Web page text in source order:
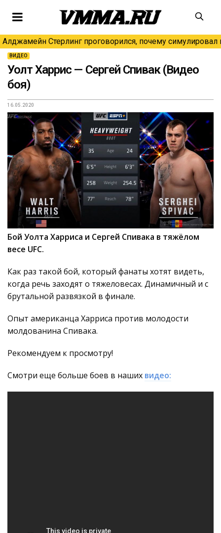
Алджамейн Стерлинг проговорился, почему симулировал
ВИДЕО
Уолт Харрис — Сергей Спивак (Видео
боя)
16.05.2020
Бой Уолта Харриса и Сергей Спивака в тяжёлом
весе UFC.
Как раз такой бой, который фанаты хотят видеть,
когда речь заходят о тяжеловесах. Динамичный и с
брутальной развязкой в финале.
Опыт американца Харриса против молодости
молдованина Спивака.
Рекомендуем к просмотру!
Смотри еще больше боев в наших видео: